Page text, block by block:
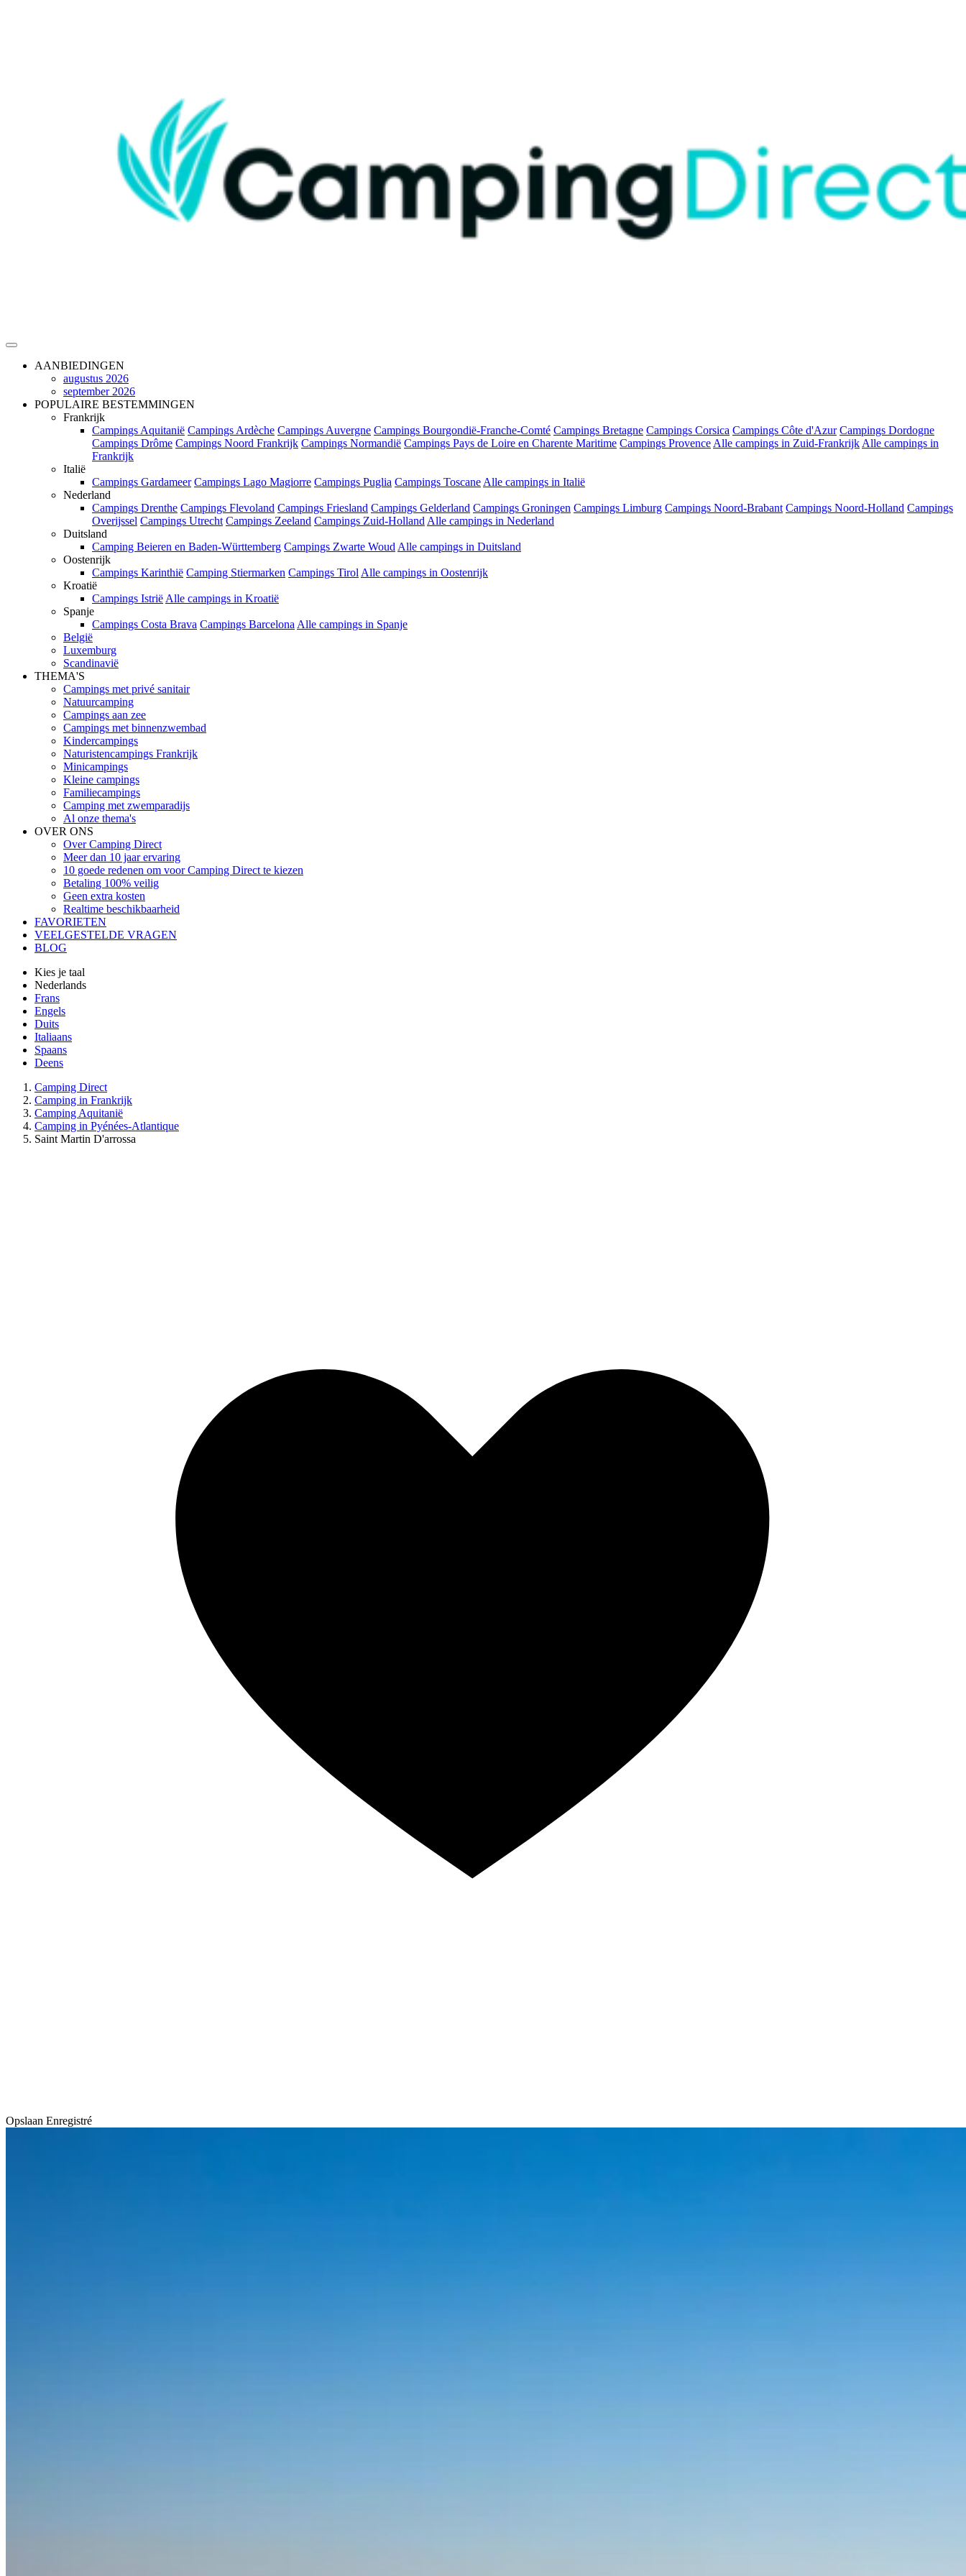
AANBIEDINGEN
augustus 2026
september 2026
POPULAIRE BESTEMMINGEN
Frankrijk
Campings Aquitanië Campings Ardèche Campings Auvergne Campings Bourgondië-Franche-Comté Campings Bretagne Campings Corsica Campings Côte d'Azur Campings Dordogne
Campings Drôme Campings Noord Frankrijk Campings Normandië Campings Pays de Loire en Charente Maritime Campings Provence Alle campings in Zuid-Frankrijk Alle campings in
Frankrijk
Italië
Campings Gardameer Campings Lago Magiorre Campings Puglia Campings Toscane Alle campings in Italië
Nederland
Campings Drenthe Campings Flevoland Campings Friesland Campings Gelderland Campings Groningen Campings Limburg Campings Noord-Brabant Campings Noord-Holland Campings
Overijssel Campings Utrecht Campings Zeeland Campings Zuid-Holland Alle campings in Nederland
Duitsland
Camping Beieren en Baden-Württemberg Campings Zwarte Woud Alle campings in Duitsland
Oostenrijk
Campings Karinthië Camping Stiermarken Campings Tirol Alle campings in Oostenrijk
Kroatië
Campings Istrië Alle campings in Kroatië
Spanje
Campings Costa Brava Campings Barcelona Alle campings in Spanje
België
Luxemburg
Scandinavië
THEMA'S
Campings met privé sanitair
Natuurcamping
Campings aan zee
Campings met binnenzwembad
Kindercampings
Naturistencampings Frankrijk
Minicampings
Kleine campings
Familiecampings
Camping met zwemparadijs
Al onze thema's
OVER ONS
Over Camping Direct
Meer dan 10 jaar ervaring
10 goede redenen om voor Camping Direct te kiezen
Betaling 100% veilig
Geen extra kosten
Realtime beschikbaarheid
FAVORIETEN
VEELGESTELDE VRAGEN
BLOG
Kies je taal
Nederlands
Frans
Engels
Duits
Italiaans
Spaans
Deens
Camping Direct
Camping in Frankrijk
Camping Aquitanië
Camping in Pyénées-Atlantique
Saint Martin D'arrossa
Opslaan Enregistré